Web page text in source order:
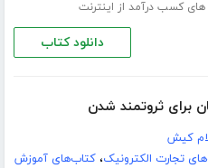
کسب درآمد از اینترنت
دانلود کتاب
برای ثروتمند شدن
کیش
تجارت الکترونیک،کتاب‌های آموزش